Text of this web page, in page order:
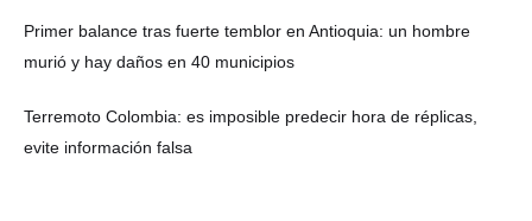
Primer balance tras fuerte temblor en Antioquia: un hombre
murió y hay daños en 40 municipios
Terremoto Colombia: es imposible predecir hora de réplicas,
evite información falsa